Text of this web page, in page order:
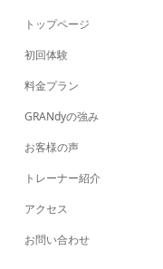
トップページ
初回体験
料金プラン
GRANdyの強み
お客様の声
トレーナー紹介
アクセス
お問い合わせ